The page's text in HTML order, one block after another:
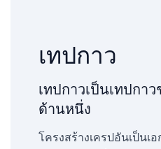
เทปกาว
เทปกาวเป็นเทปกา
ด้านหนึ่ง
โครงสร้างเครปอันเป็น